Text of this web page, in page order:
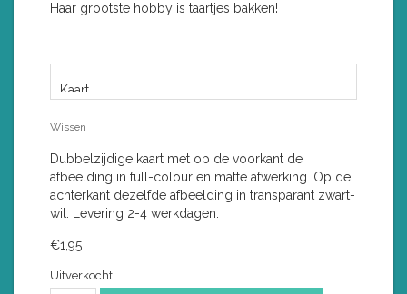
tot
Haar grootste hobby is taartjes bakken!
Wissen
Dubbelzijdige kaart met op de voorkant de
afbeelding in full-colour en matte afwerking. Op de
achterkant dezelfde afbeelding in transparant zwart-
wit. Levering 2-4 werkdagen.
€1,95
Uitverkocht